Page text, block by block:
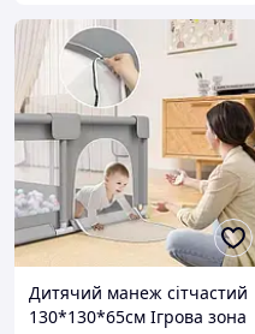
Дитячий манеж сітчастий
130*130*65см Ігрова зона